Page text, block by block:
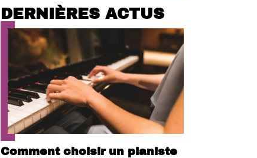
DERNIÈRES ACTUS
Comment choisir un pianiste